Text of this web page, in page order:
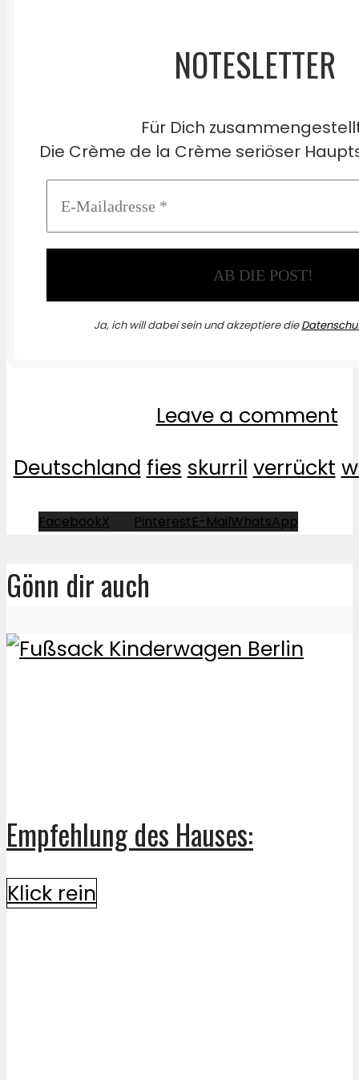
NOTESLETTER
Für Dich
Die Crème de la Crème seriöser
Ja, ich will dabei sein und akzeptiere die
Leave a comment
Deutschland fies skurril verrückt
FacebookX PinterestE-MailWhatsApp
Gönn dir auch
Empfehlung des Hauses:
Klick rein